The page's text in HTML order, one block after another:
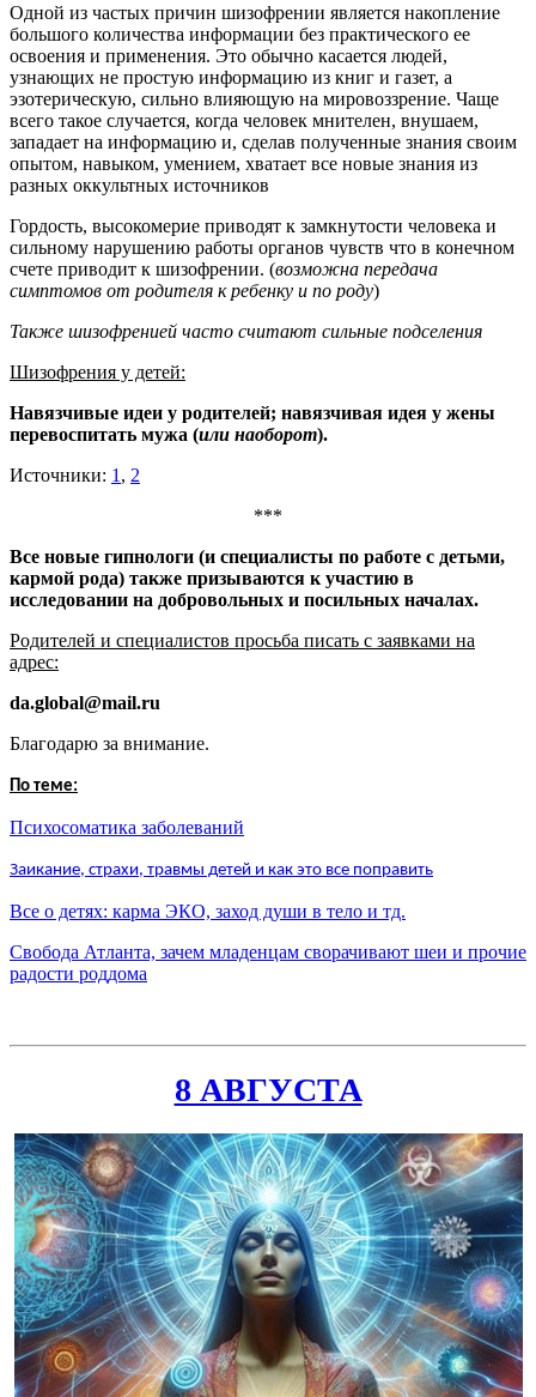
Одной из частых причин шизофрении является накопление
большого количества информации без практического ее
освоения и применения. Это обычно касается людей,
узнающих не простую информацию из книг и газет, а
эзотерическую, сильно влияющую на мировоззрение. Чаще
всего такое случается, когда человек мнителен, внушаем,
западает на информацию и, сделав полученные знания своим
опытом, навыком, умением, хватает все новые знания из
разных оккультных источников
Гордость, высокомерие приводят к замкнутости человека и
сильному нарушению работы органов чувств что в конечном
счете приводит к шизофрении. (возможна передача
симптомов от родителя к ребенку и по роду)
Также шизофренией часто считают сильные подселения
Шизофрения у детей:
Навязчивые идеи у родителей; навязчивая идея у жены
перевоспитать мужа (или наоборот).
Источники: 1 , 2
***
Все новые гипнологи (и специалисты по работе с детьми,
кармой рода) также призываются к участию в
исследовании на добровольных и посильных началах.
Родителей и специалистов просьба писать с заявками на
адрес:
da.global@mail.ru
Благодарю за внимание.
По теме:
Психосоматика заболеваний
Заикание, страхи, травмы детей и как это все поправить
Все о детях: карма ЭКО, заход души в тело и тд.
Свобода Атланта, зачем младенцам сворачивают шеи и прочие
радости роддома
8 АВГУСТА